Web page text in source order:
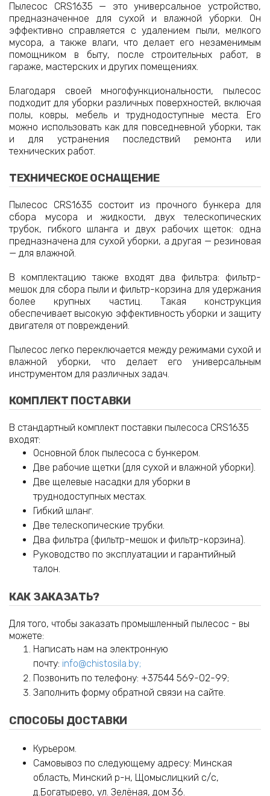
Пылесос CRS1635 — это универсальное устройство,
предназначенное для сухой и влажной уборки. Он
эффективно справляется с удалением пыли, мелкого
мусора, а также влаги, что делает его незаменимым
помощником в быту, после строительных работ, в
гараже, мастерских и других помещениях.
Благодаря своей многофункциональности, пылесос
подходит для уборки различных поверхностей, включая
полы, ковры, мебель и труднодоступные места. Его
можно использовать как для повседневной уборки, так
и для устранения последствий ремонта или
технических работ.
ТЕХНИЧЕСКОЕ ОСНАЩЕНИЕ
Пылесос CRS1635 состоит из прочного бункера для
сбора мусора и жидкости, двух телескопических
трубок, гибкого шланга и двух рабочих щеток: одна
предназначена для сухой уборки, а другая — резиновая
— для влажной.
В комплектацию также входят два фильтра: фильтр-
мешок для сбора пыли и фильтр-корзина для удержания
более крупных частиц. Такая конструкция
обеспечивает высокую эффективность уборки и защиту
двигателя от повреждений.
Пылесос легко переключается между режимами сухой и
влажной уборки, что делает его универсальным
инструментом для различных задач.
КОМПЛЕКТ ПОСТАВКИ
В стандартный комплект поставки пылесоса CRS1635
входят:
Основной блок пылесоса с бункером.
Две рабочие щетки (для сухой и влажной уборки).
Две щелевые насадки для уборки в
труднодоступных местах.
Гибкий шланг.
Две телескопические трубки.
Два фильтра (фильтр-мешок и фильтр-корзина).
Руководство по эксплуатации и гарантийный
талон.
КАК ЗАКАЗАТЬ?
Для того, чтобы заказать промышленный пылесос - вы
можете:
Написать нам на электронную
почту: info@chistosila.by;
Позвонить по телефону: +37544 569-02-99;
Заполнить форму обратной связи на сайте.
СПОСОБЫ ДОСТАВКИ
Курьером.
Самовывоз по следующему адресу: Минская
область, Минский р-н, Щомыслицкий с/с,
д.Богатырево, ул. Зелёная, дом 36.